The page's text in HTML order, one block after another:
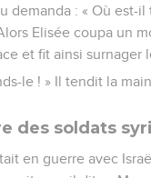
demanda : « Où est-il
Elisée coupa un
et fit ainsi surnager
le ! » Il tendit la
des soldats
en guerre avec